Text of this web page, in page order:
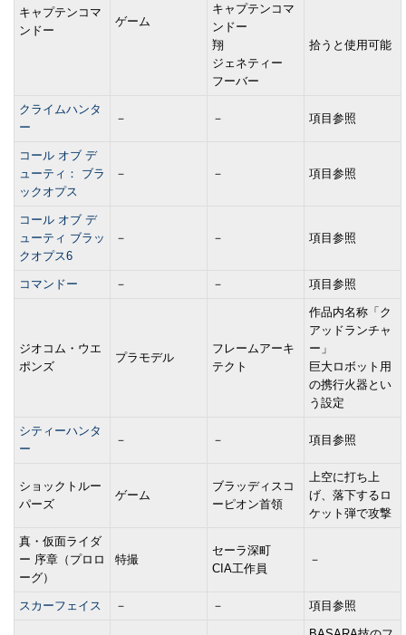
キャプテンコマ
ンドー
ゲーム
キャプテンコマ
ンドー
翔
ジェネティー
フーバー
拾うと使用可能
クライムハンタ
ー
－ － 項目参照
コール オブ デ
ューティ： ブラ
ックオプス
－ － 項目参照
コール オブ デ
ューティ ブラッ
クオプス6
－ － 項目参照
コマンドー － － 項目参照
ジオコム・ウエ
ポンズ
プラモデル
フレームアーキ
テクト
作品内名称「ク
アッドランチャ
ー」
巨大ロボット用
の携行火器とい
う設定
シティーハンタ
ー
－ － 項目参照
ショックトルー
パーズ
ゲーム
ブラッディスコ
ーピオン首領
上空に打ち上
げ、落下するロ
ケット弾で攻撃
真・仮面ライダ
ー 序章（プロロ
ーグ）
特撮
セーラ深町
CIA工作員
－
スカーフェイス － － 項目参照